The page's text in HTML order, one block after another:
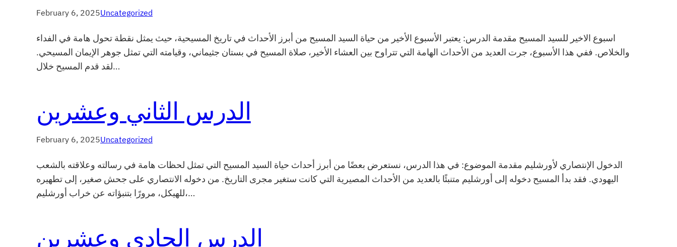
February 6, 2025Uncategorized
اسبوع الاخير للسيد المسيح مقدمة الدرس: يعتبر الأسبوع الأخير من حياة السيد المسيح من أبرز الأحداث في تاريخ المسيحية، حيث يمثل نقطة تحول هامة في الفداء
والخلاص. ففي هذا الأسبوع، جرت العديد من الأحداث الهامة التي تتراوح بين العشاء الأخير، صلاة المسيح في بستان جثيماني، وقيامته التي تمثل جوهر الإيمان المسيحي.
لقد قدم المسيح خلال…
الدرس الثاني وعشرين
February 6, 2025Uncategorized
الدخول الإنتصاري لأورشليم مقدمة الموضوع: في هذا الدرس، نستعرض بعضًا من أبرز أحداث حياة السيد المسيح التي تمثل لحظات هامة في رسالته وعلاقته بالشعب
اليهودي. فقد بدأ المسيح دخوله إلى أورشليم متنبئًا بالعديد من الأحداث المصيرية التي كانت ستغير مجرى التاريخ. من دخوله الانتصاري على جحش صغير، إلى تطهيره
للهيكل، مرورًا بتنبؤاته عن خراب أورشليم،…
الدرس الحادي وعشرين